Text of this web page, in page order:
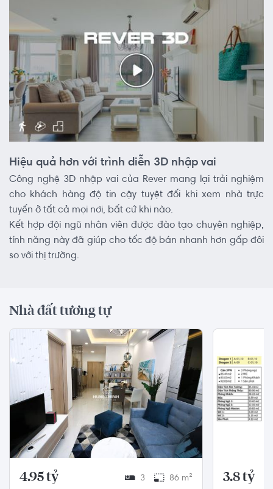
Hiệu quả hơn với trình diễn 3D nhập vai
Công nghệ 3D nhập vai của Rever mang lại trải nghiệm
cho khách hàng độ tin cậy tuyệt đối khi xem nhà trực
tuyến ở tất cả mọi nơi, bất cứ khi nào.
Kết hợp đội ngũ nhân viên được đào tạo chuyên nghiệp,
tính năng này đã giúp cho tốc độ bán nhanh hơn gấp đôi
so với thị trường.
Nhà đất tương tự
4.95 tỷ 3 86 m² 3.8 tỷ